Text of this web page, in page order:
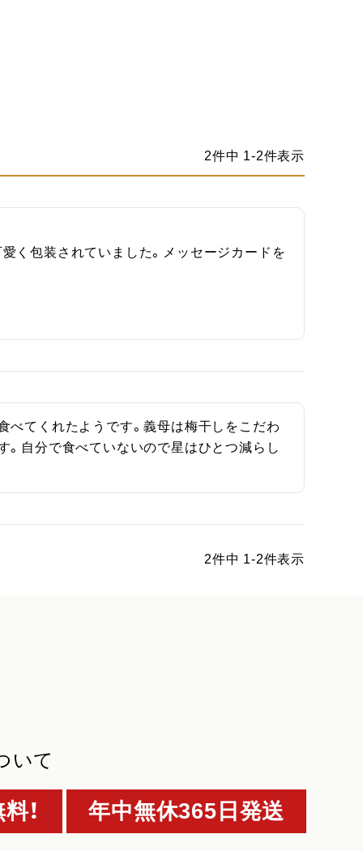
2件中 1-2件表示
く包装されていました。メッセージカードを
べてくれたようです。義母は梅干しをこだわ
。自分で食べていないので星はひとつ減らし
2件中 1-2件表示
いて
！ 年中無休365日発送